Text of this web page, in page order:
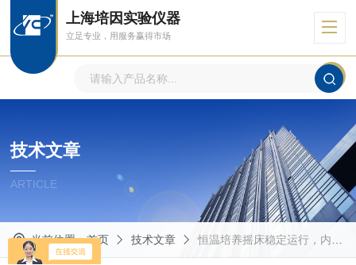
上海培因实验仪器
立足专业，用服务赢得市场
技术文章
ARTICLE
当前位置：首页 技术文章 恒温培养摇床稳定运行，内胆清洁、定期消毒流程